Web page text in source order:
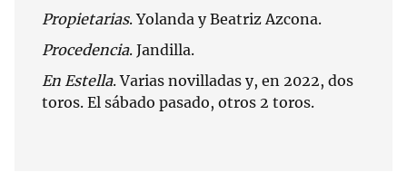
Propietarias. Yolanda y Beatriz Azcona.
Procedencia. Jandilla.
En Estella. Varias novilladas y, en 2022, dos
toros. El sábado pasado, otros 2 toros.